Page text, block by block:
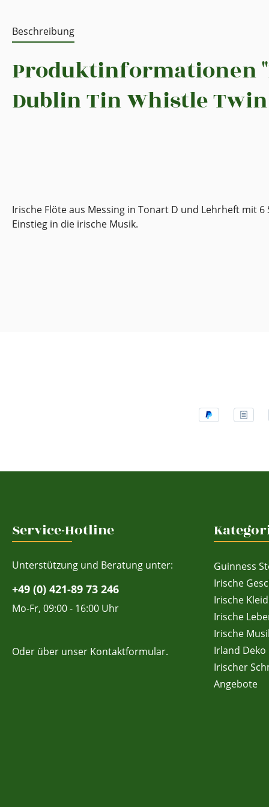
Beschreibung
Produktinformationen
Dublin Tin Whistle
Irische Flöte aus Messing in Tonart D und Lehrheft mit
Einstieg in die irische Musik.
Service-Hotline
Unterstützung und Beratung unter:
+49 (0) 421-89 73 246
Mo-Fr, 09:00 - 16:00 Uhr
Oder über unser Kontaktformular.
Guinness
Irische
Irische
Irische
Irische
Irland Deko
Irischer
Angebote